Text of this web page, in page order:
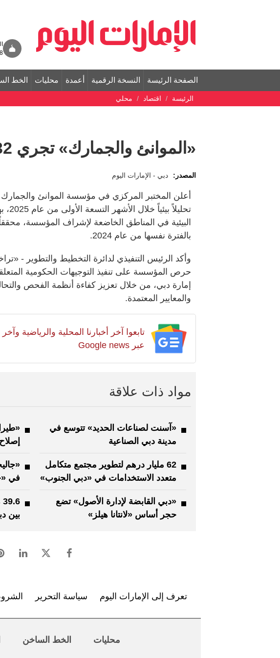
الصفحة الرئيسة النسخة الرقمية أعمدة محليات الخط
الرئيسة اقتصاد محلي
«الموانئ والجمارك» تجري 3332 تحليلاً بيئياً
المصدر: دبي - الإمارات اليوم
بالفترة نفسها من عام 2024.
وأكد الرئيس التنفيذي لدائرة التخطيط والتطوير -
حرص المؤسسة على تنفيذ التوجيهات الحكومية
إمارة دبي، من خلال تعزيز كفاءة أنظمة الفحص
والمعايير المعتمدة.
تابعوا آخر أخبارنا المحلية والرياضية
عبر Google news
مواد ذات علاقة
«آسنت لصناعات الحديد» تتوسع في
مدينة دبي الصناعية
62 مليار درهم لتطوير مجتمع متكامل
متعدد الاستخدامات في «دبي الجنوب»
في
«دبي القابضة لإدارة الأصول» تضع
حجر أساس «لانتانا هيلز»
بين
تعرف إلى الإمارات اليوم سياسة التحرير
محليات الخط الساخن